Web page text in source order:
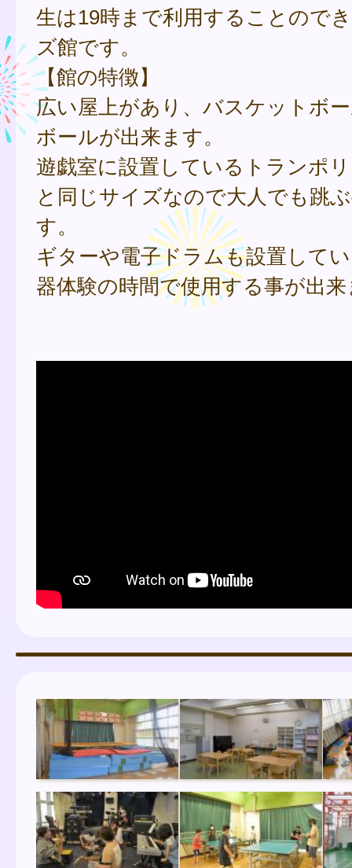
生は19時まで利用することので
ズ館です。
【館の特徴】
広い屋上があり、バスケットボ
ボールが出来ます。
遊戯室に設置しているトランポ
と同じサイズなので大人でも跳
す。
ギターや電子ドラムも設置して
器体験の時間で使用する事が出